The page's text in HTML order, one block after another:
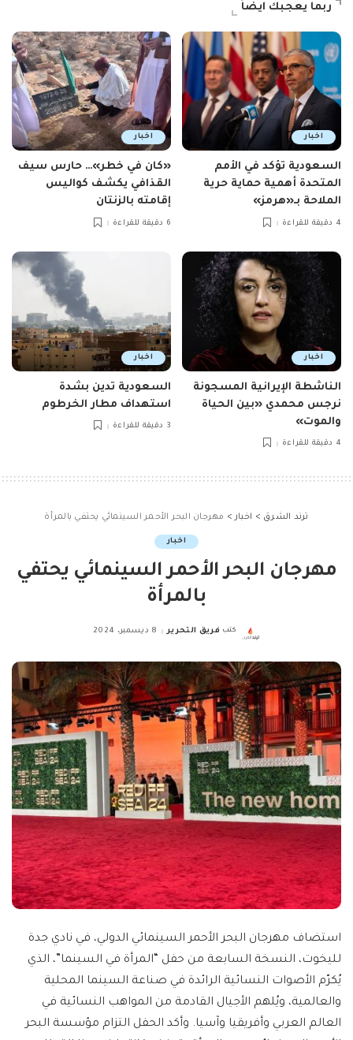
ربما يعجبك ايضاً
اخبار
السعودية تؤكد في الأمم
المتحدة أهمية حماية حرية
الملاحة بـ«هرمز»
4 دقيقة للقراءة
اخبار
«كان في خطر»… حارس سيف
القذافي يكشف كواليس
إقامته بالزنتان
6 دقيقة للقراءة
اخبار
الناشطة الإيرانية المسجونة
نرجس محمدي «بين الحياة
والموت»
4 دقيقة للقراءة
اخبار
السعودية تدين بشدة
استهداف مطار الخرطوم
3 دقيقة للقراءة
ترند الشرق > اخبار > مهرجان البحر الأحمر السينمائي يحتفي بالمرأة
اخبار
مهرجان البحر الأحمر السينمائي يحتفي
بالمرأة
Posted
كتب فريق التحرير 8 ديسمبر، 2024
استضاف مهرجان البحر الأحمر السينمائي الدولي، في نادي جدة
لليخوت، النسخة السابعة من حفل “المرأة في السينما”، الذي
يُكرّم الأصوات النسائية الرائدة في صناعة السينما المحلية
والعالمية، ويُلهم الأجيال القادمة من المواهب النسائية في
العالم العربي وأفريقيا وآسيا. وأكد الحفل التزام مؤسسة البحر